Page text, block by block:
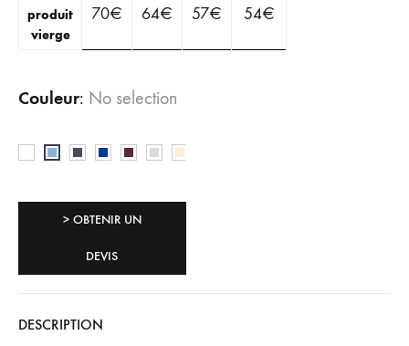
produit
vierge
70€ 64€ 57€ 54€
Couleur: No selection
> OBTENIR UN
DEVIS
DESCRIPTION